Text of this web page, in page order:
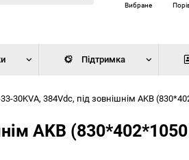
Вибране
Підтримка
30KVA, 384Vdc, під зовнішнім AKB
AKB